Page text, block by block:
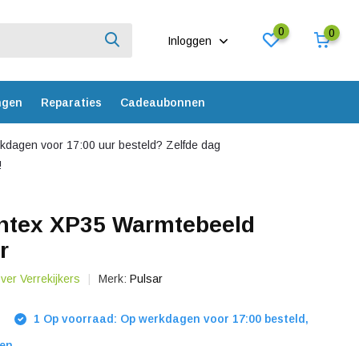
Inloggen
0 0
Reparaties Cadeaubonnen
voor 17:00 uur besteld? Zelfde dag
XP35 Warmtebeeld
Verrekijkers Merk:Pulsar
1 Op voorraad: Op werkdagen voor 17:00 besteld,